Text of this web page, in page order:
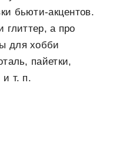
бьюти-акцентов.
глиттер, а про
для хобби
пайетки,
и т. п.